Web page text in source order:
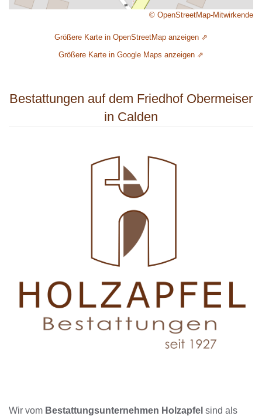
© OpenStreetMap-Mitwirkende
Größere Karte in OpenStreetMap anzeigen ⇗
Größere Karte in Google Maps anzeigen ⇗
Bestattungen auf dem Friedhof Obermeiser
in Calden
Wir vom Bestattungsunternehmen Holzapfel sind als